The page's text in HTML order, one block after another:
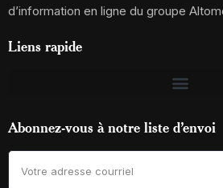
d’information en ligne du groupe
Liens rapide
Abonnez-vous à notre liste d’envoi